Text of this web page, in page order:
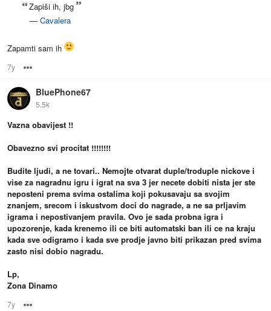
Zapiši ih, jbg
— Cavalera
Zapamti sam ih
7y
BluePhone67
5.5k
Vazna obavijest !!
Obavezno svi procitat !!!!!!!!
Budite ljudi, a ne tovari.. Nemojte otvarat duple/troduple nickove i
vise za nagradnu igru i igrat na sva 3 jer necete dobiti nista jer ste
neposteni prema svima ostalima koji pokusavaju sa svojim
znanjem, srecom i iskustvom doci do nagrade, a ne sa prljavim
igrama i nepostivanjem pravila. Ovo je sada probna igra i
upozorenje, kada krenemo ili ce biti automatski ban ili ce na kraju
kada sve odigramo i kada sve prodje javno biti prikazan pred svima
zasto nisi dobio nagradu.
Lp,
Zona Dinamo
7y